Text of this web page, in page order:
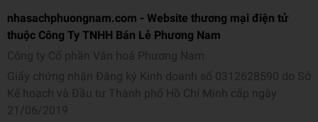
nhasachphuongnam.com - Website thương mại điện tử
thuộc Công Ty TNHH Bán Lẻ Phương Nam
Công ty Cổ phần Văn hoá Phương Nam
Giấy chứng nhận Đăng ký Kinh doanh số 0312628590 do Sở
Kế hoạch và Đầu tư Thành phố Hồ Chí Minh cấp ngày
21/06/2019